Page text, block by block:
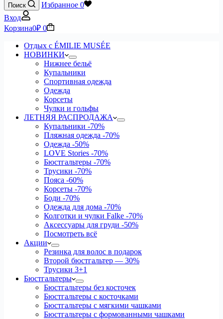
Поиск Избранное 0
Вход
Корзина0₽ 0
Отдых с ÉMILIE MUSÉE
НОВИНКИ
Нижнее бельё
Купальники
Спортивная одежда
Одежда
Корсеты
Чулки и гольфы
ЛЕТНЯЯ РАСПРОДАЖА
Купальники -70%
Пляжная одежда -70%
Одежда -50%
LOVE Stories -70%
Бюстгальтеры -70%
Трусики -70%
Пояса -60%
Корсеты -70%
Боди -70%
Одежда для дома -70%
Колготки и чулки Falke -70%
Аксессуары для груди -50%
Посмотреть всё
Акции
Резинка для волос в подарок
Второй бюстгальтер — 30%
Трусики 3+1
Бюстгальтеры
Бюстгальтеры без косточек
Бюстгальтеры с косточками
Бюстгальтеры с мягкими чашками
Бюстгальтеры с формованными чашками